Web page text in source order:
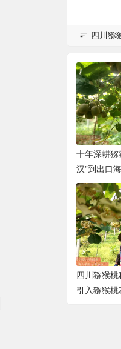
四川猕
十年深耕猕
汉”到出口
工”
四川猕猴
引入猕猴